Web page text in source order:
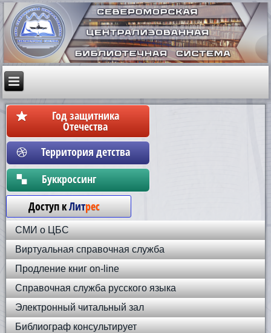
Год защитника
Отечества
Территория детства
Бyккpoccинг
Доступ кЛитрес
СМИ о ЦБС
Виртуальная справочная служба
Продление книг on-line
Справочная служба русского языка
Электронный читальный зал
Библиограф консультирует